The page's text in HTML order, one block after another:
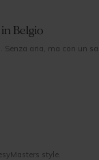
Belgio
Senza aria, ma con un
style.